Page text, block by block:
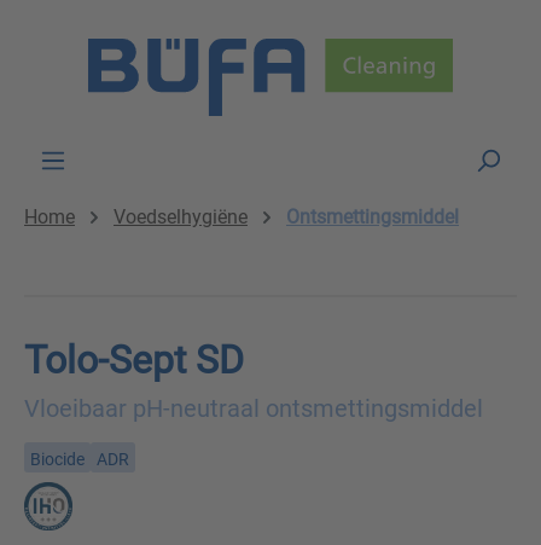
Home Voedselhygiëne Ontsmettingsmiddel
Tolo-Sept SD
Vloeibaar pH-neutraal ontsmettingsmiddel
Biocide ADR